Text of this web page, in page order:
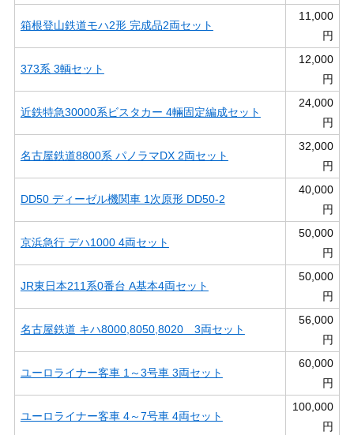
箱根登山鉄道モハ2形 完成品2両セット
11,000
円
373系 3輌セット
12,000
円
近鉄特急30000系ビスタカー 4輛固定編成セット
24,000
円
名古屋鉄道8800系 パノラマDX 2両セット
32,000
円
DD50 ディーゼル機関車 1次原形 DD50-2
40,000
円
京浜急行 デハ1000 4両セット
50,000
円
JR東日本211系0番台 A基本4両セット
50,000
円
名古屋鉄道 キハ8000,8050,8020 3両セット
56,000
円
ユーロライナー客車 1～3号車 3両セット
60,000
円
ユーロライナー客車 4～7号車 4両セット
100,000
円